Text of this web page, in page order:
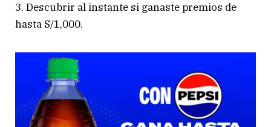
3. Descubrir al instante si ganaste premios de
hasta S/1,000.